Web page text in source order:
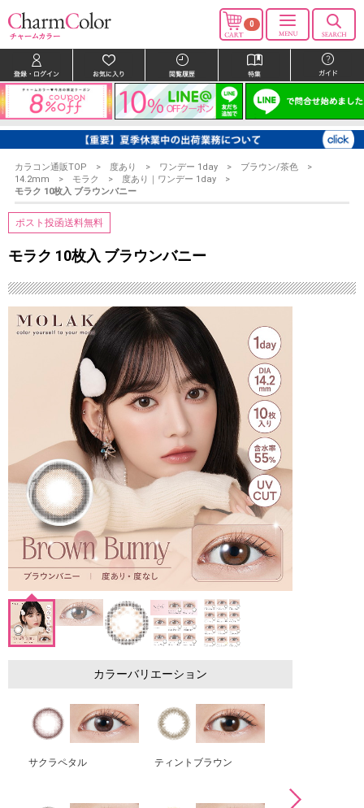
0
カラコン通販TOP 度あり ワンデー 1day
ブラウン/茶色
14.2mm
モラク
度あり｜ワンデー 1day
モラク 10枚入 ブラウンバニー
ポスト投函送料無料
モラク 10枚入 ブラウンバニー
カラーバリエーション
サクラペタル ティントブラウン